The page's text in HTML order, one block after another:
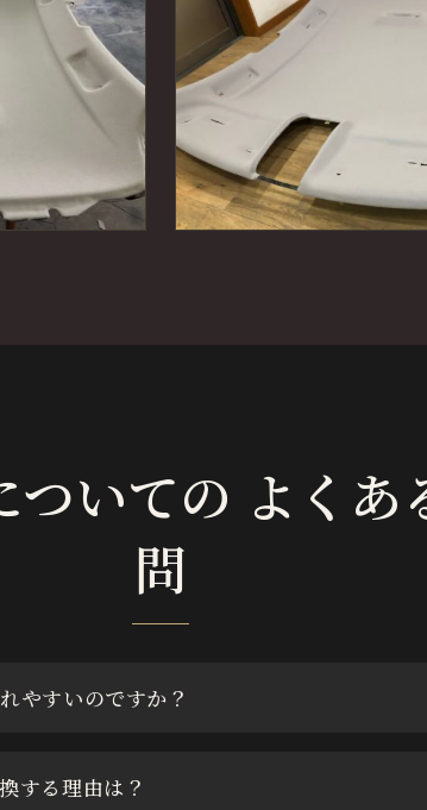
ついての よくあ
問
やすいのですか？
する理由は？